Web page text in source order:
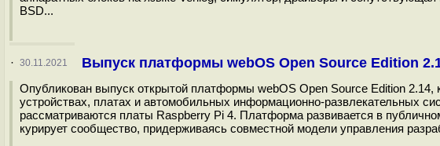
BSD...
· 30.11.2021 Выпуск платформы webOS Open Source Edition
Опубликован выпуск открытой платформы webOS Open Source Edition 2.14,
устройствах, платах и автомобильных информационно-развлекательных
рассматриваются платы Raspberry Pi 4. Платформа развивается в
курирует сообщество, придерживаясь совместной модели управления